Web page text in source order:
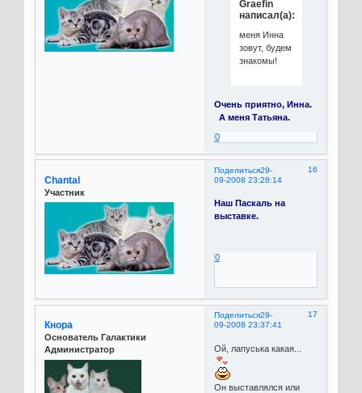
Graefin
написал(а):
меня Инна
зовут, будем
знакомы!
Очень приятно, Инна.
А меня Татьяна.
0
Поделиться 16
29-
09-2008 23:28:14
Chantal
Участник
Наш Паскаль на
выставке.
Поделиться 17
29-
09-2008 23:37:41
Кнора
Основатель Галактики
Администратор
Ой, лапуська какая...
Он выставлялся или